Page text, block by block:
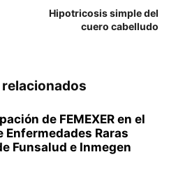
Hipotricosis simple del
cuero cabelludo
de FEMEXER en el
Enfermedades Raras
Funsalud e Inmegen